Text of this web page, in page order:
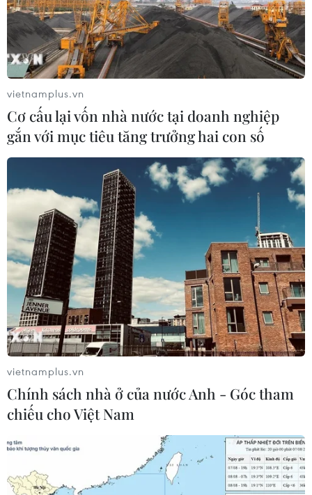
Campuchia miễn thuế cho các nhà hàng,
khách sạn và hãng lữ hành
21/04/2020 07:27
Quyết định miễn thuế là một phần trong các biện pháp
khẩn cấp của Chính phủ Campuchia nhằm hỗ trợ khu
vực tư nhân và những người lao động trong ngành du
lịch đang bị ảnh hưởng bởi đại dịch COVID-19.
vietnamplus.vn
Cơ cấu lại vốn nhà nước tại doanh nghiệp
gắn với mục tiêu tăng trưởng hai con số
vietnamplus.vn
Chính sách nhà ở của nước Anh - Góc tham
chiếu cho Việt Nam